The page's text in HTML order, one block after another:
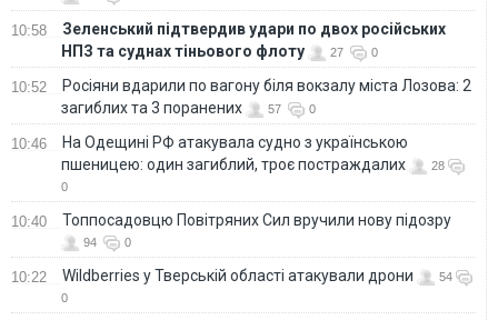
10:58
Зеленський підтвердив удари по двох російських
НПЗ та суднах тіньового флоту
27 0
10:52
Росіяни вдарили по вагону біля вокзалу міста Лозова: 2
загиблих та 3 поранених
57 0
10:46
На Одещині РФ атакувала судно з українською
пшеницею: один загиблий, троє постраждалих
28
0
10:40 Топпосадовцю Повітряних Сил вручили нову підозру
94 0
10:22 Wildberries у Тверській області атакували дрони
54
0